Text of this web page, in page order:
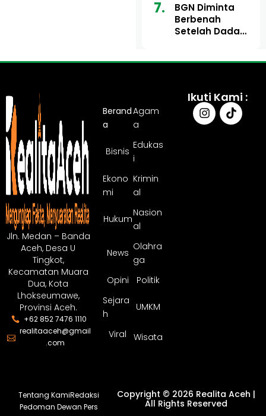
Sepenuhnya
Tuntas
Ulee Lheue, 14
Orang Derita
Luka Bakar
BGN Diminta
Berbenah
Setelah Dadan
Jln. Medan – Banda
Aceh, Desa U
Tingkot,
Kecamatan Muara
Dua, Kota
Lhokseumawe,
Provinsi Aceh.
+62 852 7476 1110
realitaaceh@gmail
.com
Berand
a
Agam
a
Bisnis
Edukas
i
Ekono
mi
Krimin
al
Hukum
Nasion
al
News
Olahra
ga
Opini
Politik
Sejara
h
UMKM
Viral Wisata
Ikuti Kami :
Tentang KamiRedaksi
Pedoman Dewan Pers
Copyright © 2026 Realita Aceh |
All Rights Reserved